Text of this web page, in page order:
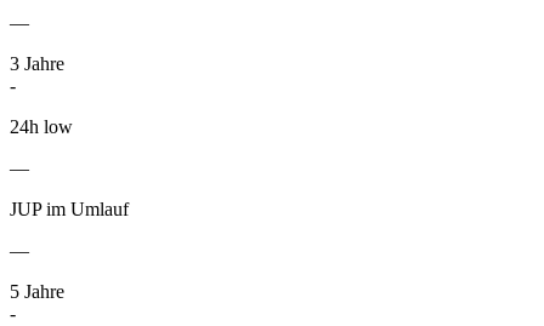
—
3 Jahre
-
24h low
—
JUP im Umlauf
—
5 Jahre
-